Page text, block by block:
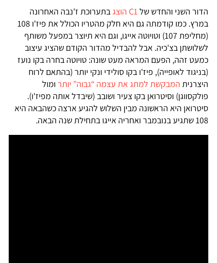
הדור השני והחדש של C1 הוצג
בתערוכת ז'נבה האחרונה
במרץ. כמו קודמתה גם היא חלק מהטריו הכולל את פיז'ו 108
(מחליפת 107) וטויוטה אייגו, וגם היא תיוצר במפעל משותף
לשלושתן בצ'כיה. אבל להבדיל מהדור הקודם שהציג עיצוב
כמעט זהה, הפעם המראה מעט שונה: טויוטה בחרה בקו נועז
(בניגוד לאופייה), פיז'ו בקו סולידי ונקי יותר (בהתאם לרוח
היצרנית המבקשת למתג את עצמה “גבוה” יותר ומול
פולקסווגן) וסיטרואן בקו צעיר ושובב (שיבדל אותה מפיז'ו).
סיטרואן היא הראשונה מבין השלוש להגיע ארצה כשהבאה היא
108 שתגיע בנובמבר ואחריה אייגו בתחילת שנה הבאה.